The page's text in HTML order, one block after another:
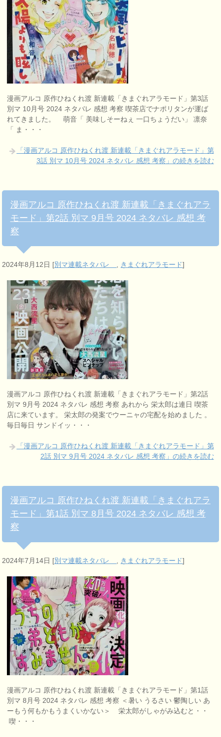
漫画アルコ 原作ひねくれ渡 新連載「きまぐれアラモード」第3話
別マ 10月号 2024 ネタバレ 感想 考察 喫茶店でナポリタンが運ば
れてきました。 萌音「 美味しそーねぇ 一口ちょうだい」 凛奈
「 ま・・・
「漫画アルコ 原作ひねくれ渡 新連載「きまぐれアラモード」第
3話 別マ 10月号 2024 ネタバレ 感想 考察」の続きを読む
漫画アルコ 原作ひねくれ渡 新連載「きまぐれアラ
モード」第2話 別マ 9月号 2024 ネタバレ 感想 考
察
2024年8月12日 [別マ連載ネタバレ , きまぐれアラモード]
漫画アルコ 原作ひねくれ渡 新連載「きまぐれアラモード」第2話
別マ 9月号 2024 ネタバレ 感想 考察 あれから 栄太郎は連日 喫茶
店に来ています。 栄太郎の発案でウーニャの宅配を始めました 。
毎日毎日 サンドイッ・・・
「漫画アルコ 原作ひねくれ渡 新連載「きまぐれアラモード」第
2話 別マ 9月号 2024 ネタバレ 感想 考察」の続きを読む
漫画アルコ 原作ひねくれ渡 新連載「きまぐれアラ
モード」第1話 別マ 8月号 2024 ネタバレ 感想 考
察
2024年7月14日 [別マ連載ネタバレ きまぐれアラモード]
漫画アルコ 原作ひねくれ渡 新連載「きまぐれアラモード」第1話
別マ 8月号 2024 ネタバレ 感想 考察 ＜暑い うるさい 鬱陶しい あ
ーもう何もかもうまくいかない＞ 栄太郎がしゃがみ込むと・・
喫・・・